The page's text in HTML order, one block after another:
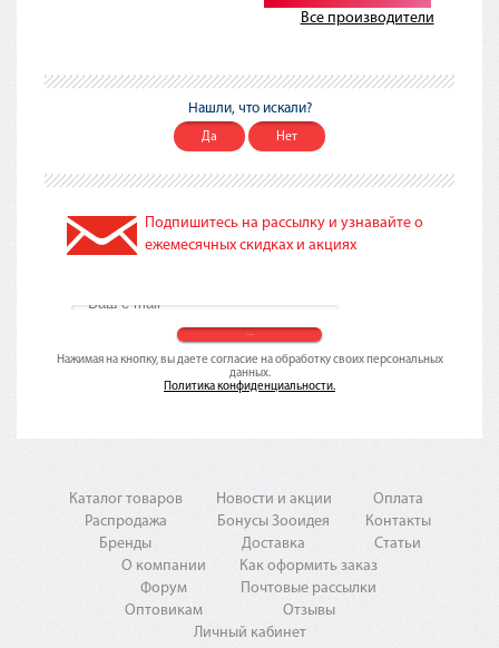
Все производители
Нашли, что искали?
Да Нет
Подпишитесь на рассылку и узнавайте о
ежемесячных скидках и акциях
Нажимая на кнопку, вы даете согласие на обработку своих персональных
данных.
Политика конфиденциальности.
Каталог товаров
Распродажа
Бренды
Новости и акции
Бонусы Зооидея
Доставка
Оплата
Контакты
Статьи
О компании
Форум
Оптовикам
Как оформить заказ
Почтовые рассылки
Отзывы
Личный кабинет